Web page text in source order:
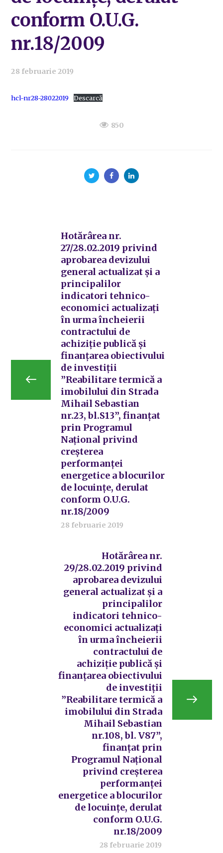
conform O.U.G.
nr.18/2009
28 februarie 2019
hcl-nr28-28022019 Descarcă
850
Hotărârea nr.
27/28.02.2019 privind
aprobarea devizului
general actualizat și a
principalilor
indicatori tehnico-
economici actualizați
în urma încheierii
contractului de
achiziție publică și
finanțarea obiectivului
de investiții
”Reabilitare termică a
imobilului din Strada
Mihail Sebastian
nr.23, bl.S13”, finanțat
prin Programul
Național privind
creșterea
performanței
energetice a blocurilor
de locuințe, derulat
conform O.U.G.
nr.18/2009
28 februarie 2019
Hotărârea nr.
29/28.02.2019 privind
aprobarea devizului
general actualizat și a
principalilor
indicatori tehnico-
economici actualizați
în urma încheierii
contractului de
achiziție publică și
finanțarea obiectivului
de investiții
”Reabilitare termică a
imobilului din Strada
Mihail Sebastian
nr.108, bl. V87”,
finanțat prin
Programul Național
privind creșterea
performanței
energetice a blocurilor
de locuințe, derulat
conform O.U.G.
nr.18/2009
28 februarie 2019